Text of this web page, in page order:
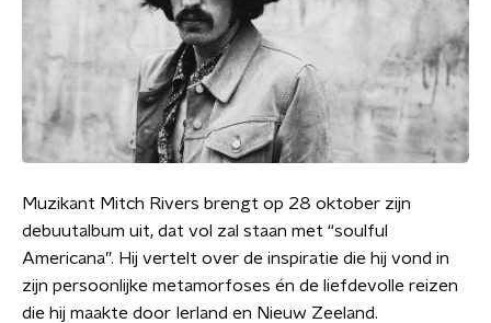
Muzikant Mitch Rivers brengt op 28 oktober zijn
debuutalbum uit, dat vol zal staan met “soulful
Americana”. Hij vertelt over de inspiratie die hij vond in
zijn persoonlijke metamorfoses én de liefdevolle reizen
die hij maakte door Ierland en Nieuw Zeeland.